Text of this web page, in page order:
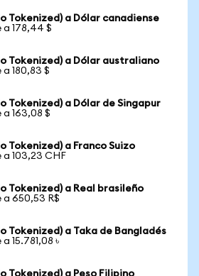
Tokenized) a Dólar canadiense
a 178,44 $
Tokenized) a Dólar australiano
a 180,83 $
Tokenized) a Dólar de Singapur
a 163,08 $
Tokenized) a Franco Suizo
a 103,23 CHF
Tokenized) a Real brasileño
a 650,53 R$
Tokenized) a Taka de Bangladés
15.781,08 ৳
Tokenized) a Peso Filipino